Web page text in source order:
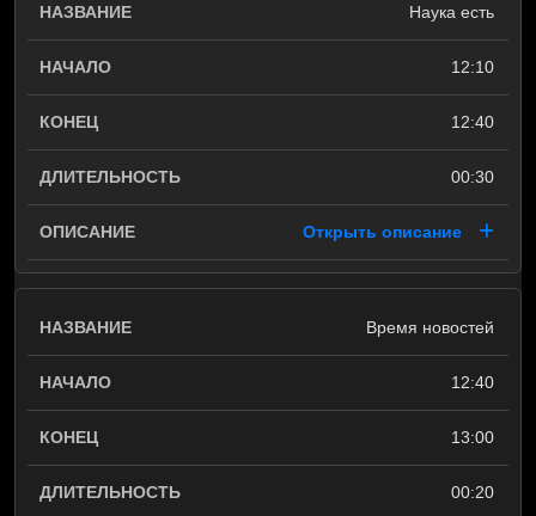
Наука есть
12:10
12:40
00:30
Открыть описание
Время новостей
12:40
13:00
00:20